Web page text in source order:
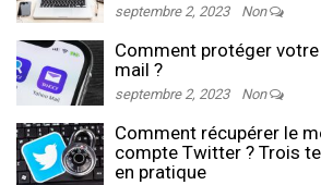
septembre 2, 2023 Non
Comment protéger
mail ?
septembre 2, 2023 Non
Comment récupérer le
compte Twitter ? Trois
en pratique